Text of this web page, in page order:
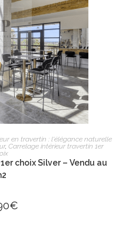
PANIER
en travertin : l'élégance naturelle
, Carrelage intérieur travertin 1er
choix Silver – Vendu au
€